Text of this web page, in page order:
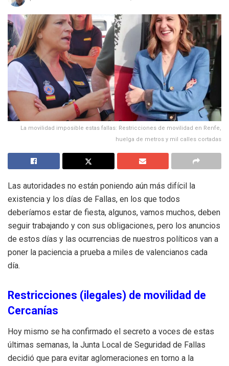
La movilidad imposible estas fallas: Restricciones de movilidad en Renfe,
huelga de metros y mil calles cortadas
Las autoridades no están poniendo aún más difícil la
existencia y los días de Fallas, en los que todos
deberíamos estar de fiesta, algunos, vamos muchos, deben
seguir trabajando y con sus obligaciones, pero los anuncios
de estos días y las ocurrencias de nuestros políticos van a
poner la paciencia a prueba a miles de valencianos cada
día.
Restricciones (ilegales) de movilidad de
Cercanías
Hoy mismo se ha confirmado el secreto a voces de estas
últimas semanas, la Junta Local de Seguridad de Fallas
decidió que para evitar aglomeraciones en torno a la